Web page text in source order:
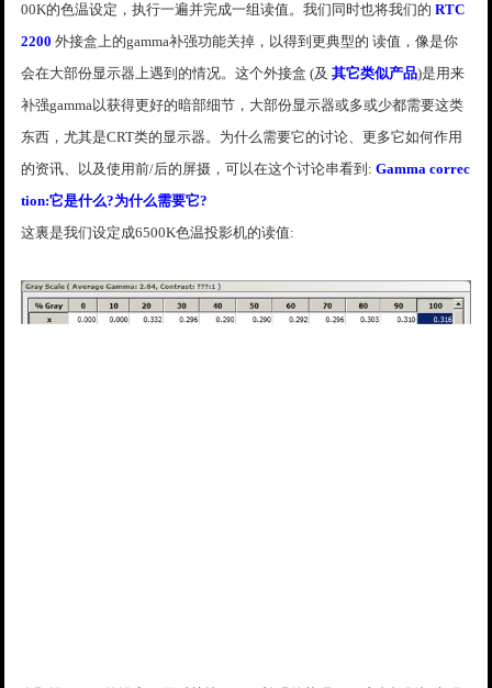
00K的色温设定，执行一遍并完成一组读值。我们同时也将我们的RTC
2200 外接盒上的gamma补强功能关掉，以得到更典型的 读值，像是你
会在大部份显示器上遇到的情况。这个外接盒 (及其它类似产品)是用来
补强gamma以获得更好的暗部细节，大部份显示器或多或少都需要这类
东西，尤其是CRT类的显示器。为什么需要它的讨论、更多它如何作用
的资讯、以及使用前/后的屏摄，可以在这个讨论串看到:Gamma correc
tion:它是什么?为什么需要它?
这裏是我们设定成6500K色温投影机的读值: